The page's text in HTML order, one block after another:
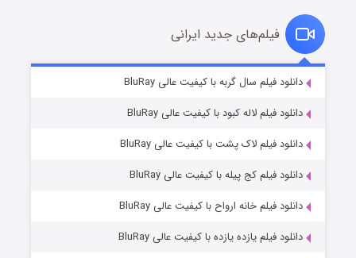
قسمت۷ (زیرنویس) منتشر شد
فیلم‌های جدید ایرانی
دانلود فیلم سال گربه با کیفیت عالی BluRay
دانلود فیلم لاله کبود با کیفیت عالی BluRay
دانلود فیلم لاک پشت با کیفیت عالی BluRay
دانلود فیلم کج‌ پیله با کیفیت عالی BluRay
دانلود فیلم خانه ارواح با کیفیت عالی BluRay
دانلود فیلم یازده یازده با کیفیت عالی BluRay